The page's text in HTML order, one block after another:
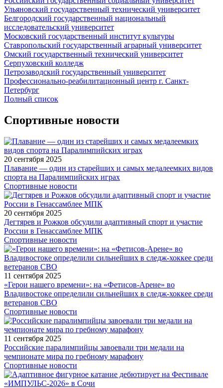
Ульяновский государственный технический университет
Белгородский государственный национальный
исследовательский университет
Московский государственный институт культуры
Ставропольский государственный аграрный университет
Омский государственный технический университет
Серпуховский колледж
Петрозаводский государственный университет
Профессионально-реабилитационный центр г. Санкт-
Петербург
Полный список
Спортивные новости
20 сентября 2025
Плавание — один из старейших и самых медалеемких видов
спорта на Паралимпийских играх
Спортивные новости
20 сентября 2025
Дегтярев и Рожков обсудили адаптивный спорт и участие
России в Генассамблее МПК
Спортивные новости
11 сентября 2025
«Герои нашего времени»: на «Фетисов-Арене» во
Владивостоке определили сильнейших в следж-хоккее среди
ветеранов СВО
Спортивные новости
11 сентября 2025
Российские паралимпийцы завоевали три медали на
чемпионате мира по гребному марафону
Спортивные новости